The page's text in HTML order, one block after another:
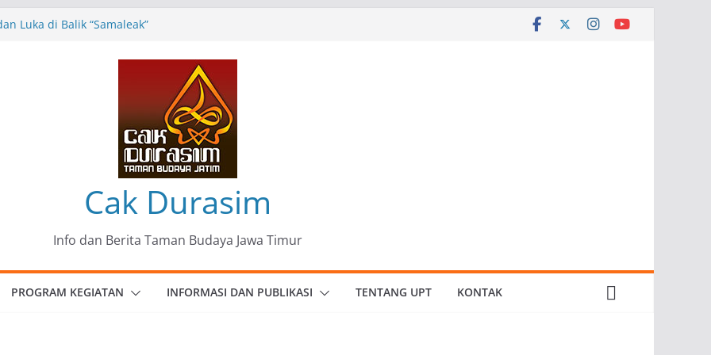
Luka di Balik “Samaleak”
Ungkapan Kritis Tentang Derita
Patria Seni Rupa Kota Blitar :
Menjadi Mantra Perlawanan
Cak Durasim
Info dan Berita Taman Budaya Jawa Timur
PROGRAM KEGIATAN INFORMASI DAN PUBLIKASI TENTANG UPT KONTAK